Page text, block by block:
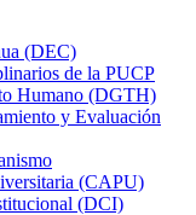
(DEC)
de la PUCP
Humano (DGTH)
y Evaluación
(CAPU)
(DCI)